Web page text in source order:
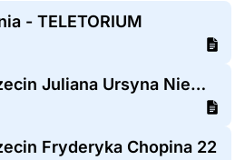
- TELETORIUM
Żabka - Szczecin Juliana Ursyna Niemcewicza 35A
Fryderyka Chopina 22